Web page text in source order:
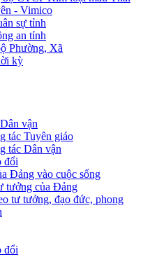
- Vimico
sự tỉnh
an tỉnh
Phường, Xã
kỳ
vận
tác Tuyên giáo
tác Dân vận
đổi
Đảng vào cuộc sống
tưởng của Đảng
tư tưởng, đạo đức, phong
đổi